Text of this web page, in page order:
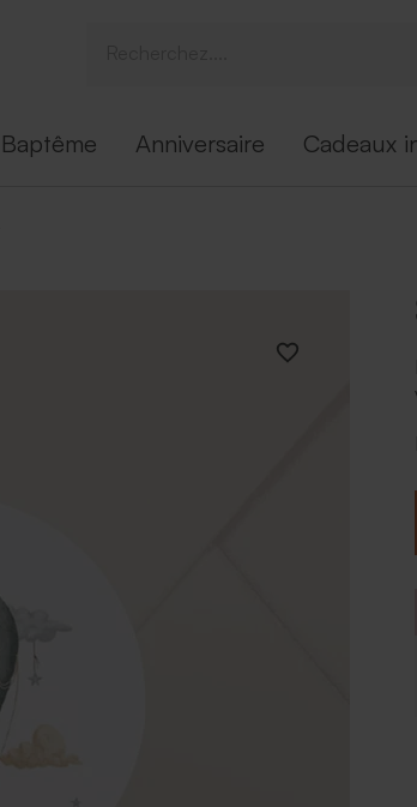
Baptême Anniversaire Cadeaux